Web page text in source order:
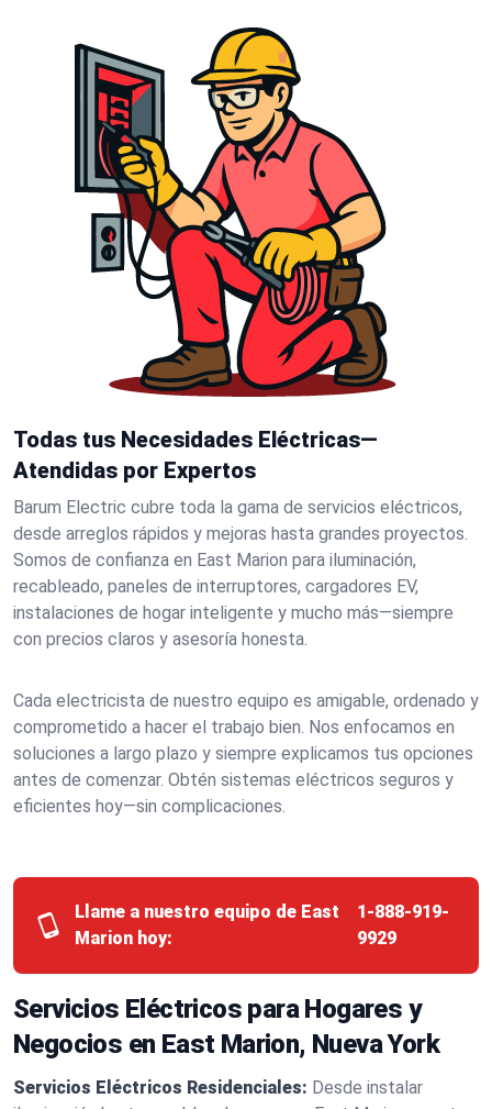
Todas tus Necesidades Eléctricas—
Atendidas por Expertos
Barum Electric cubre toda la gama de servicios eléctricos,
desde arreglos rápidos y mejoras hasta grandes proyectos.
Somos de confianza en East Marion para iluminación,
recableado, paneles de interruptores, cargadores EV,
instalaciones de hogar inteligente y mucho más—siempre
con precios claros y asesoría honesta.
Cada electricista de nuestro equipo es amigable, ordenado y
comprometido a hacer el trabajo bien. Nos enfocamos en
soluciones a largo plazo y siempre explicamos tus opciones
antes de comenzar. Obtén sistemas eléctricos seguros y
eficientes hoy—sin complicaciones.
Llame a nuestro equipo de East
Marion hoy:
1-888-919-
9929
Servicios Eléctricos para Hogares y
Negocios en East Marion, Nueva York
Servicios Eléctricos Residenciales: Desde instalar